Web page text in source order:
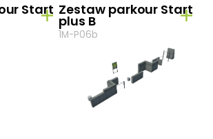
Start Zestaw parkour Start
plus B
1M-P06b